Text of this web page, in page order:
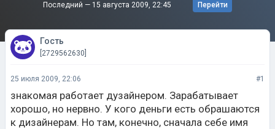
Последний — 15 августа 2009, 22:45 Перейти
Гость
[2729562630]
25 июля 2009, 22:06 #1
знакомая работает дузайнером. Зарабатывает
хорошо, но нервно. У кого деньги есть обрашаются
к дизайнерам. Но там, конечно, сначала себе имя